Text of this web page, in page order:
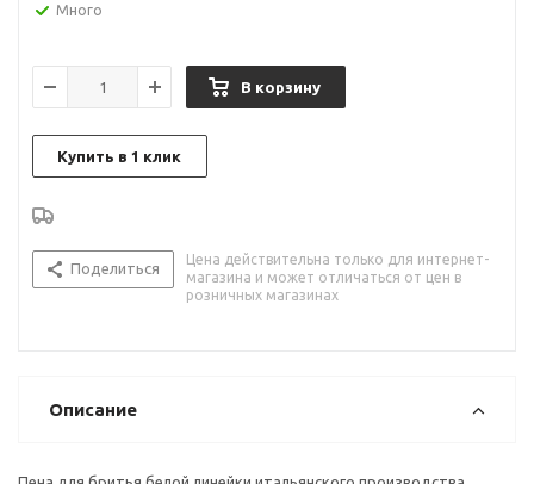
Много
В корзину
Купить в 1 клик
Поделиться
Цена действительна только для интернет-
магазина и может отличаться от цен в
розничных магазинах
Описание